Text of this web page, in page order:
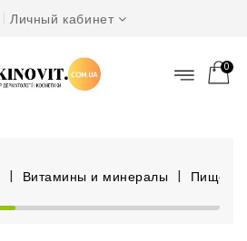
Личный кабинет
0
Витамины и минералы